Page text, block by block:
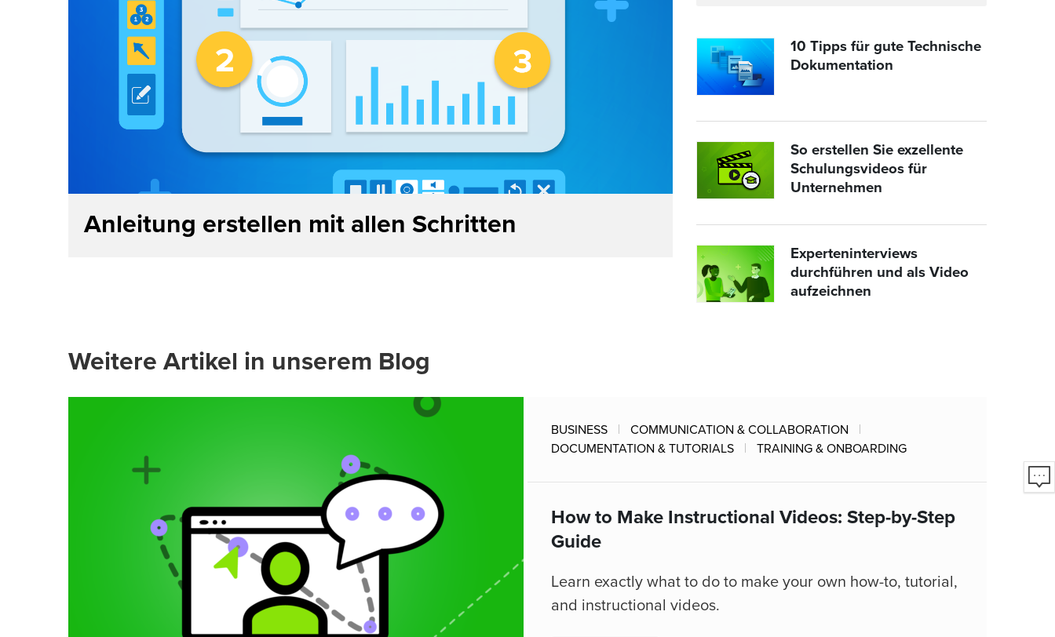
Anleitung erstellen mit allen Schritten
10 Tipps für gute Technische
Dokumentation
So erstellen Sie exzellente
Schulungsvideos für
Unternehmen
Experteninterviews
durchführen und als Video
aufzeichnen
Weitere Artikel in unserem Blog
BUSINESS
COMMUNICATION & COLLABORATION
DOCUMENTATION & TUTORIALS
TRAINING & ONBOARDING
How to Make Instructional Videos: Step-by-Step
Guide
Learn exactly what to do to make your own how-to, tutorial,
and instructional videos.